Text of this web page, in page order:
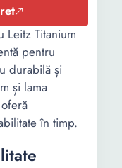
Leitz Titanium
pentru
durabilă și
și lama
în timp.